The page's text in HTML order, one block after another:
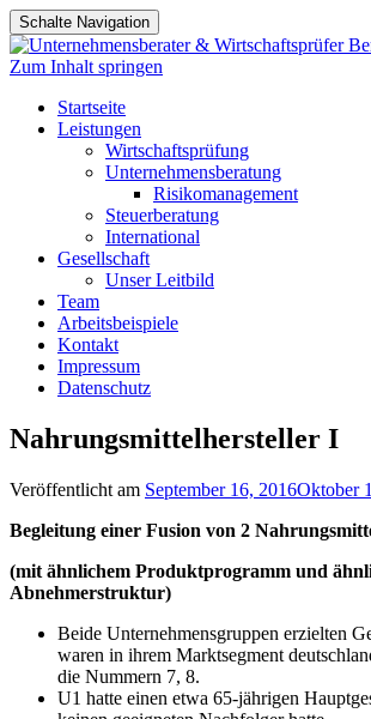
Schalte Navigation
Zum Inhalt springen
Startseite
Leistungen
Wirtschaftsprüfung
Unternehmensberatung
Risikomanagement
Steuerberatung
International
Gesellschaft
Unser Leitbild
Team
Arbeitsbeispiele
Kontakt
Impressum
Datenschutz
Nahrungsmittelhersteller I
Veröffentlicht am September 16, 2016Oktober
Begleitung einer Fusion von 2
(mit ähnlichem Produktprogramm und
Abnehmerstruktur)
Beide Unternehmensgruppen erzielten
waren in ihrem Marktsegment
die Nummern 7, 8.
U1 hatte einen etwa 65-jährigen